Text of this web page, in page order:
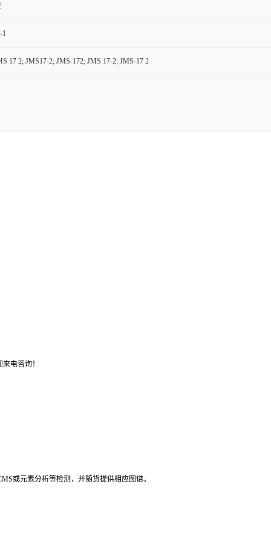
1
17 2; JMS17-2; JMS-172; JMS 17-2; JMS-17 2
电咨询！
或元素分析等检测，并随货提供相应图谱。